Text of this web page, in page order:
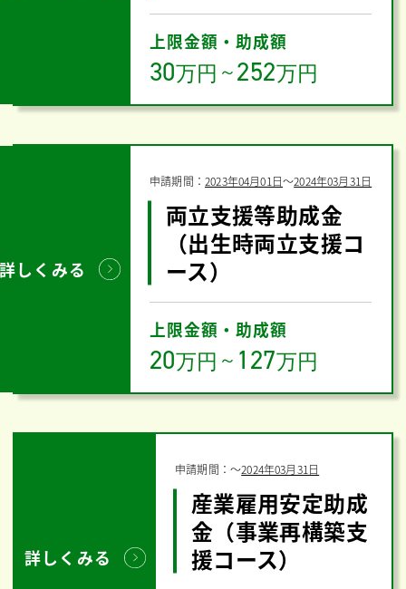
上限金額・助成額
30万円 ～252万円
詳しくみる
申請期間：2023年04月01日〜2024年03月31日
両立支援等助成金
（出生時両立支援コ
ース）
上限金額・助成額
20万円 ～ 127万円
詳しくみる
申請期間：〜2024年03月31日
産業雇用安定助成
金（事業再構築支
援コース）